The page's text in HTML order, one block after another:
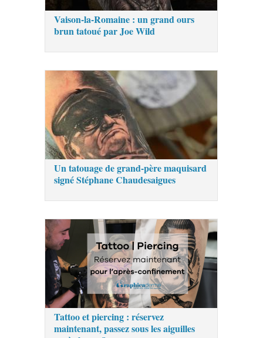
Vaison-la-Romaine : un grand ours
brun tatoué par Joe Wild
Un tatouage de grand-père maquisard
signé Stéphane Chaudesaigues
Tattoo et piercing : réservez
maintenant, passez sous les aiguilles